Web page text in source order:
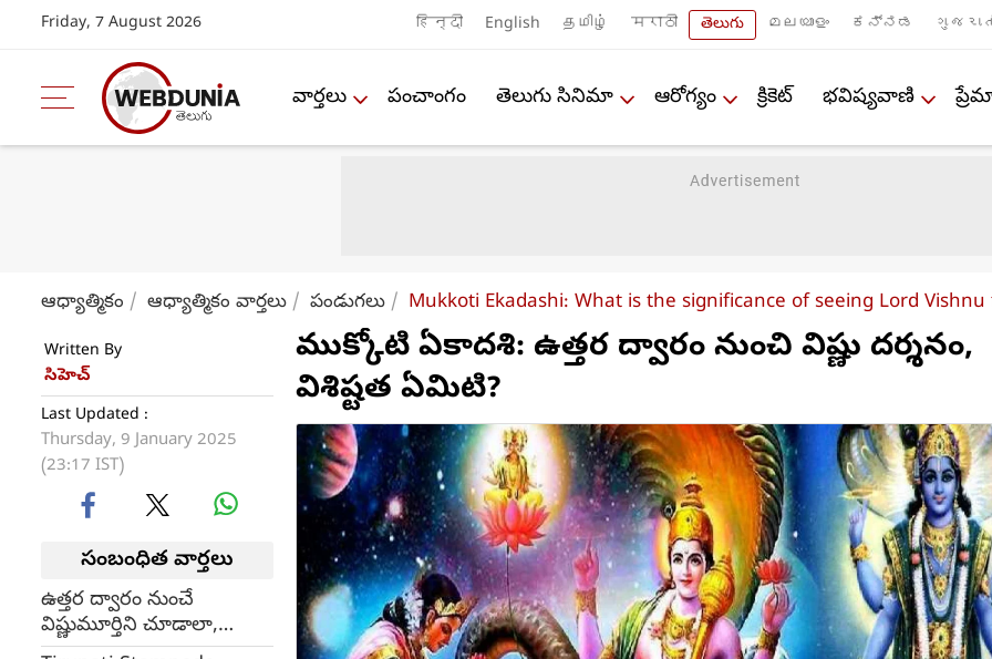
Friday, 7 August 2026 हिन्दी English தமிழ் मराठी తెలుగు മലയാളം ಕನ್ನಡ
వార్తలు పంచాంగం తెలుగు సినిమా ఆరోగ్యం క్రికెట్ భవిష్యవాణి
ఆధ్యాత్మికం ఆధ్యాత్మికం వార్తలు పండుగలు Mukkoti Ekadashi: What is the significance of seeing Lord
Written By
సిహెచ్
Last Updated :
Thursday, 9 January 2025
(23:17 IST)
సంబంధిత వార్తలు
ఉత్తర ద్వారం నుంచే
విష్ణుమూర్తిని చూడాలా,
ద్వారాలు బద్ధలవ్వాలా?:
ముక్కోటి ఏకాదశి: ఉత్తర ద్వారం నుంచి విష్ణు దర్శనం,
విశిష్టత ఏమిటి?